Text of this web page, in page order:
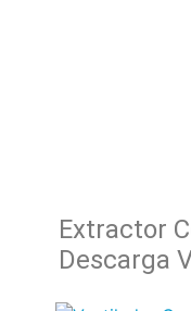
Extractor
Descarga